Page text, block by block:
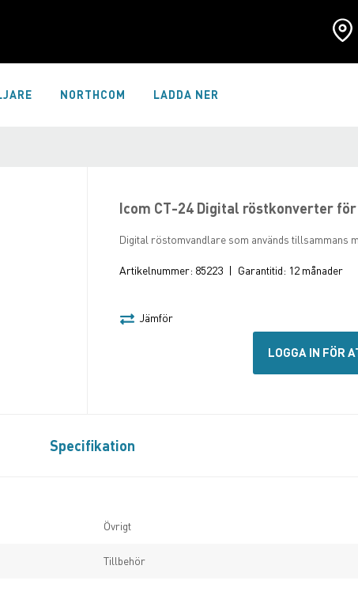
NORTHCOM LADDA NER
Icom CT-24 Digital röstkonverter för
Digital röstomvandlare som används tillsammans
Artikelnummer: 85223 | Garantitid: 12 månader
Jämför
LOGGA IN FÖR
Specifikation
Övrigt
Tillbehör